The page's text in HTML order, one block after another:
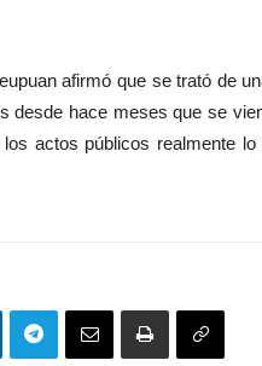
afirmó que se trató de
desde hace meses que se
actos públicos realmente